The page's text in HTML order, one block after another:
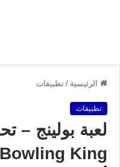
الرئيسية / تطبيقات
تطبيقات
لعبة بولينج –